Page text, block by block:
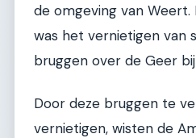
de omgeving van Weert.
was het vernietigen van
bruggen over de Geer
Door deze bruggen te
vernietigen, wisten de